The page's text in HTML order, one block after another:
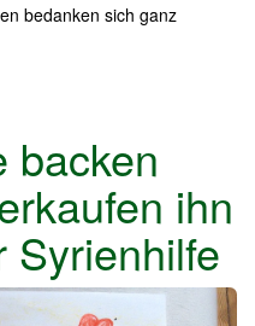
bedanken sich ganz
backen
ihn
Syrienhilfe